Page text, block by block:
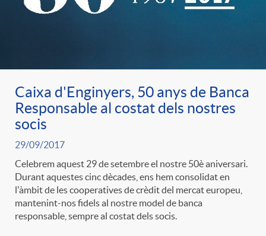
n
s
a
i
e
s
F
i
l
t
r
n
t
i
n
g
Caixa d'Enginyers, 50 anys de Banca
Responsable al costat dels nostres
socis
29/09/2017
Celebrem aquest 29 de setembre el nostre 50è aniversari.
Durant aquestes cinc dècades, ens hem consolidat en
l'àmbit de les cooperatives de crèdit del mercat europeu,
mantenint-nos fidels al nostre model de banca
responsable, sempre al costat dels socis.